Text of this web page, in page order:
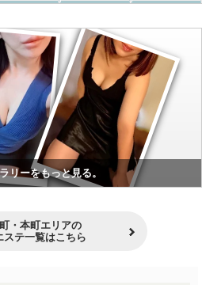
リーをもっと見る。
・本町エリアの
ステ一覧はこちら